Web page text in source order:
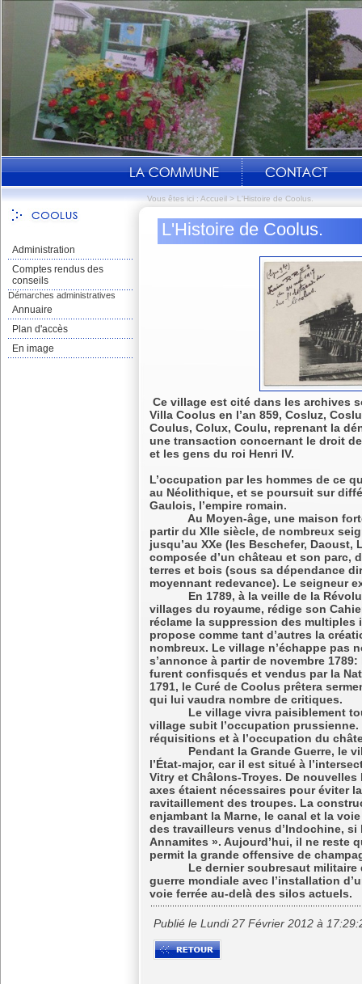
Vous êtes ici : Accueil > L'Histoire de Coolus.
Administration
Comptes rendus des
conseils
Démarches administratives
Annuaire
Plan d'accès
En image
L'Histoire de Coolus.
Ce village est cité dans les archives
Villa Coolus en l’an 859, Cosluz,
Coulus, Colux, Coulu, reprenant la
une transaction concernant le droit
et les gens du roi Henri IV.
L’occupation par les hommes de ce
au Néolithique, et se poursuit sur
Gaulois, l’empire romain.
Au Moyen-âge, une maison forte,
partir du XIIe siècle, de nombreux
jusqu’au XXe (les Beschefer, Daoust,
composée d’un château et son parc,
terres et bois (sous sa dépendance
moyennant redevance). Le seigneur
En 1789, à la veille de la
villages du royaume, rédige son
réclame la suppression des multiples
propose comme tant d’autres la
nombreux. Le village n’échappe pas
s’annonce à partir de novembre
furent confisqués et vendus par la
1791, le Curé de Coolus prêtera
qui lui vaudra nombre de critiques.
Le village vivra paisiblement tout
village subit l’occupation
réquisitions et à l’occupation du
Pendant la Grande Guerre, le
l’État-major, car il est situé à
Vitry et Châlons-Troyes. De
axes étaient nécessaires pour éviter
ravitaillement des troupes. La
enjambant la Marne, le canal et la
des travailleurs venus d’Indochine,
Annamites ». Aujourd’hui, il ne reste
permit la grande offensive de
Le dernier soubresaut militaire
guerre mondiale avec l’installation
voie ferrée au-delà des silos actuels.
Publié le Lundi 27 Février 2012 à